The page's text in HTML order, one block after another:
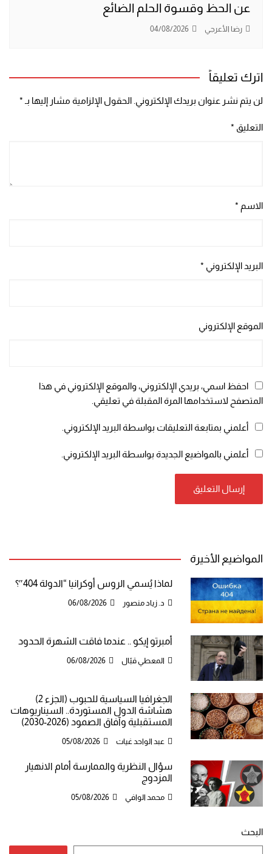
عن الحظ وقسوة الحلم الضائع
رضا الأعرجي 04/08/2026
اترك تعليقاً
لن يتم نشر عنوان بريدك الإلكتروني. الحقول الإلزامية مشار إليها بـ *
التعليق *
الاسم *
البريد الإلكتروني *
الموقع الإلكتروني
احفظ اسمي، بريدي الإلكتروني، والموقع الإلكتروني في هذا
المتصفح لاستخدامها المرة المقبلة في تعليقي.
أعلمني بمتابعة التعليقات بواسطة البريد الإلكتروني.
أعلمني بالمواضيع الجديدة بواسطة البريد الإلكتروني.
المواضيع الأخيرة
لماذا يُسمي الروس أوكرانيا “الدولة 404″؟
د. زياد منصور 06/08/2026
أمبرتو إيكو .. عندما فاقت الشهرة الحدود
المعطي قبّال 06/08/2026
الجغرافيا السياسية للحبوب (الجزء 2)
هشاشة الدول المستوردة.. السيناريوهات
المستقبلية وآفاق الصمود (2026-2030)
عبد الواحد غيات 05/08/2026
سؤال النظرية والممارسة أمام الانهيار
المزدوج
محمد الوافي 05/08/2026
البحث